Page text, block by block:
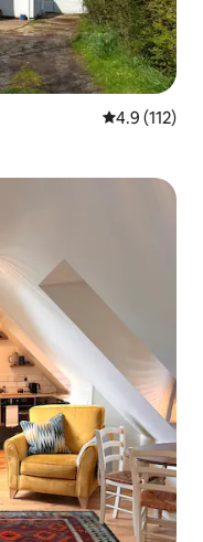
Calificación
4.9 (112)